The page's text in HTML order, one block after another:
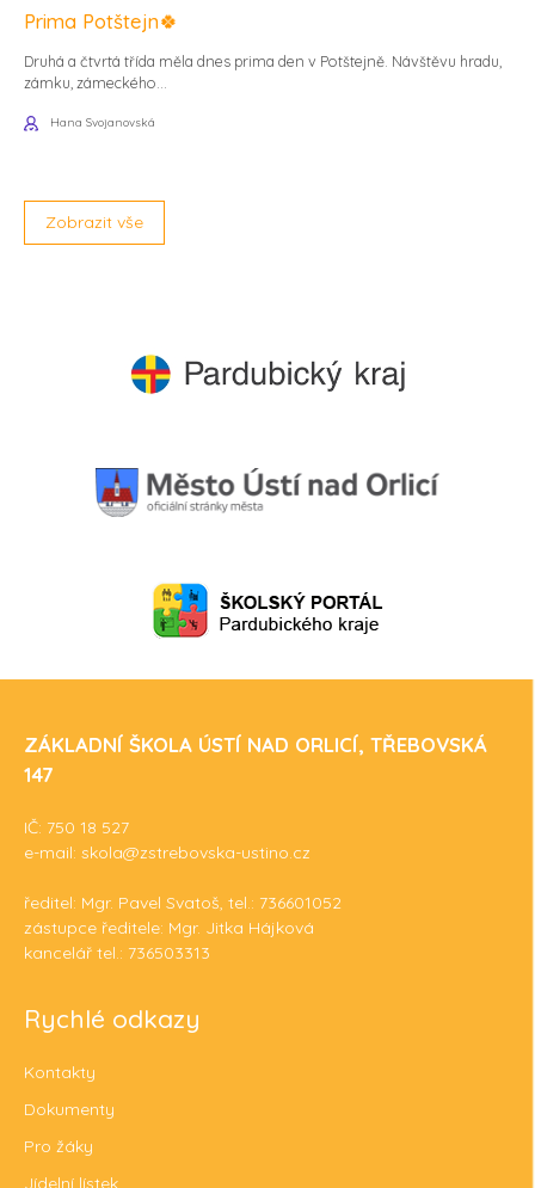
Prima Potštejn🍀
Druhá a čtvrtá třída měla dnes prima den v Potštejně. Návštěvu hradu,
zámku, zámeckého...
Hana Svojanovská
Zobrazit vše
ZÁKLADNÍ ŠKOLA ÚSTÍ NAD ORLICÍ, TŘEBOVSKÁ
147
IČ: 750 18 527
e-mail: skola@zstrebovska-ustino.cz
ředitel: Mgr. Pavel Svatoš, tel.: 736601052
zástupce ředitele: Mgr. Jitka Hájková
kancelář tel.: 736503313
Rychlé odkazy
Kontakty
Dokumenty
Pro žáky